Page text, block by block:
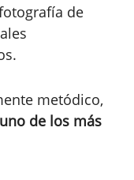
de
metódico,
de los más